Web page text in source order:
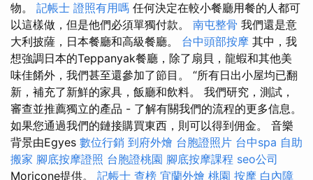
物。 記帳士 證照有用嗎 任何決定在較小餐廳用餐的人都可
以這樣做，但是他們必須單獨付款。 南屯整骨 我們還是意
大利披薩，日本餐廳和高級餐廳。 台中頭部按摩 其中，我
想強調日本的Teppanyak餐廳，除了扇貝，龍蝦和其他美
味佳餚外，我們甚至還參加了節目。 “所有日出小屋均已翻
新，補充了新鮮的家具，飯廳和飲料。 我們研究，測試，
審查並推薦獨立的產品 - 了解有關我們的流程的更多信息。
如果您通過我們的鏈接購買東西，則可以得到佣金。 音樂
背景由Egyes 數位行銷 到府外燴 台胞證照片 台中spa 自助
搬家 腳底按摩證照 台胞證桃園 腳底按摩課程 seo公司
Moricone提供。 記帳士 查榜 宜蘭外燴 桃園 按摩 白內障